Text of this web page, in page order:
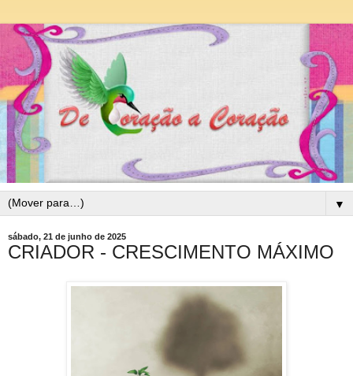
▼
sábado, 21 de junho de 2025
CRIADOR - CRESCIMENTO MÁXIMO